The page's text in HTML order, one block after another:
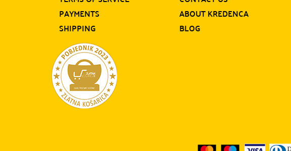
PAYMENTS
SHIPPING
ABOUT KREDENCA
BLOG